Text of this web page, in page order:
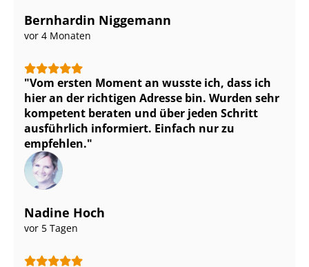
Bernhardin Niggemann
vor 4 Monaten
Vom ersten Moment an wusste ich, dass ich
hier an der richtigen Adresse bin. Wurden sehr
kompetent beraten und über jeden Schritt
ausführlich informiert. Einfach nur zu
empfehlen.
Nadine Hoch
vor 5 Tagen